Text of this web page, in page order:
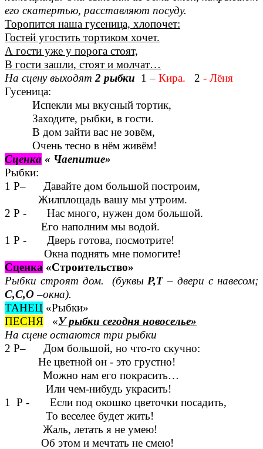
его скатертью, расставляют посуду.
Торопится наша гусеница, хлопочет:
Гостей угостить тортиком хочет.
А гости уже у порога стоят,
В гости зашли, стоят и молчат…
На сцену выходят 2 рыбки 1 – Кира. 2 - Лёня
Гусеница:
Испекли мы вкусный тортик,
Заходите, рыбки, в гости.
В дом зайти вас не зовём,
Очень тесно в нём живём!
Сценка « Чаепитие»
Рыбки:
1 Р– Давайте дом большой построим,
Жилплощадь вашу мы утроим.
2 Р - Нас много, нужен дом большой.
Его наполним мы водой.
1 Р - Дверь готова, посмотрите!
Окна поднять мне помогите!
Сценка «Строительство»
Рыбки строят дом. (буквы Р,Т– двери с навесом;
С,С,О–окна).
ТАНЕЦ «Рыбки»
ПЕСНЯ «У рыбки сегодня новоселье»
На сцене остаются три рыбки
2 Р– Дом большой, но что-то скучно:
Не цветной он - это грустно!
Можно нам его покрасить…
Или чем-нибудь украсить!
1 Р - Если под окошко цветочки посадить,
То веселее будет жить!
Жаль, летать я не умею!
Об этом и мечтать не смею!